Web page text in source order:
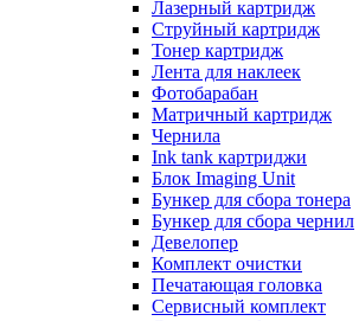
Лазерный картридж
Струйный картридж
Тонер картридж
Лента для наклеек
Фотобарабан
Матричный картридж
Чернила
Ink tank картриджи
Блок Imaging Unit
Бункер для сбора тонера
Бункер для сбора чернил
Девелопер
Комплект очистки
Печатающая головка
Сервисный комплект